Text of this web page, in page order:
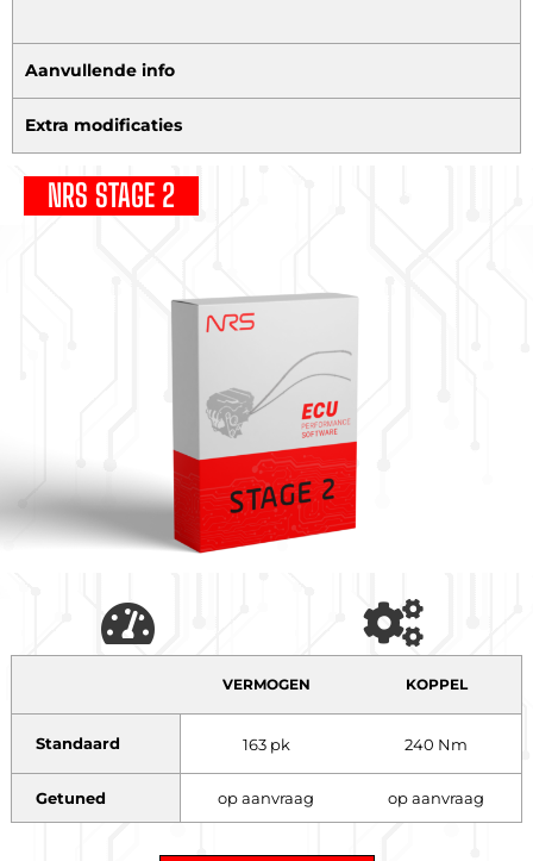
Aanvullende info
Extra modificaties
NRS STAGE 2
VERMOGEN KOPPEL
Standaard 163 pk 240 Nm
Getuned op aanvraag op aanvraag